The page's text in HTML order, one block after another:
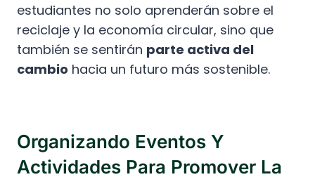
estudiantes no solo aprenderán sobre el
reciclaje y la economía circular, sino que
también se sentirán parte activa del
cambio hacia un futuro más sostenible.
Organizando Eventos Y
Actividades Para Promover La